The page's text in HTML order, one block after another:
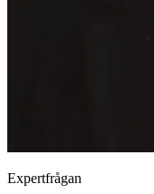
Expertfrågan